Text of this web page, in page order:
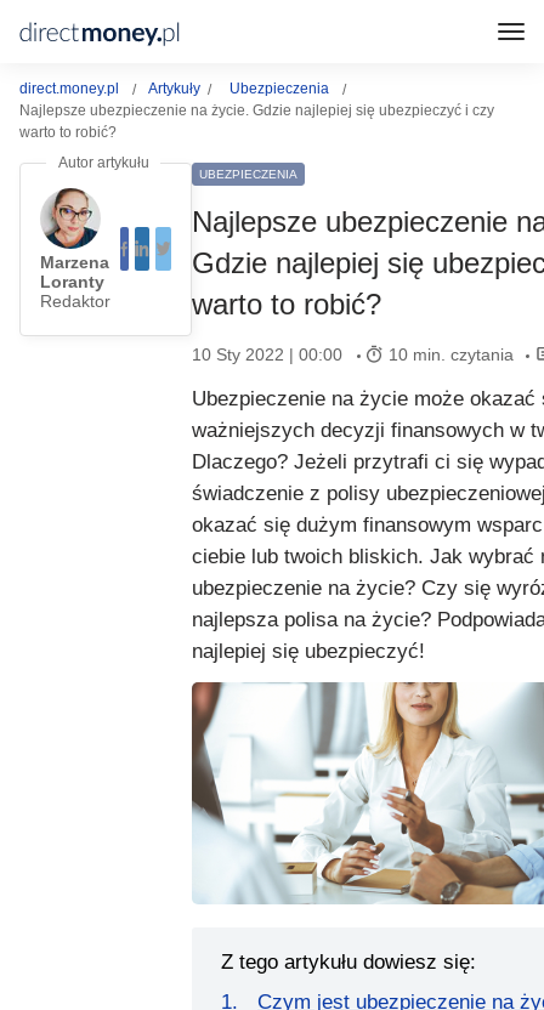
direct.money.pl Artykuły
Ubezpieczenia
Najlepsze ubezpieczenie na życie. Gdzie najlepiej się ubezpieczyć i czy
warto to robić?
Marzena
Loranty
Redaktor
UBEZPIECZENIA
Najlepsze ubezpieczenie
Gdzie najlepiej się
warto to robić?
10 Sty 2022 | 00:00 10 min. czytania
Ubezpieczenie na życie może okazać
ważniejszych decyzji finansowych w
Dlaczego? Jeżeli przytrafi ci się
świadczenie z polisy
okazać się dużym finansowym
ciebie lub twoich bliskich. Jak wybrać
ubezpieczenie na życie? Czy się
najlepsza polisa na życie?
najlepiej się ubezpieczyć!
Z tego artykułu dowiesz się:
Czym jest ubezpieczenie na